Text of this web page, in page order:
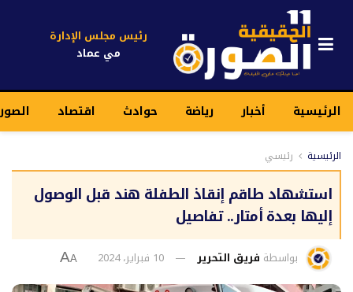
رئيس مجلس الإدارة
مي عماد
الرئيسية أخبار رياضة حوادث اقتصاد
الرئيسية رئيسي
استشهاد طاقم إنقاذ الطفلة هند قبل الوصول
إليها بعدة أمتار.. تفاصيل
بواسطة فريق التحرير 10 فبراير، 2024 A
A